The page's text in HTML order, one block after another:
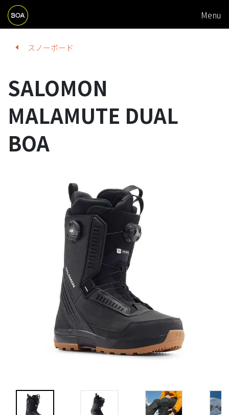
Skip to main content
A
V
I
I
O
N
Menu
Begin main content
スノーボード
SALOMON
MALAMUTE DUAL
BOA